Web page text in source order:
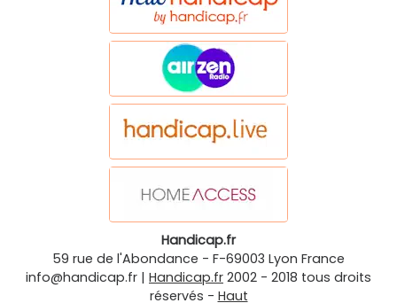
Handicap.fr
59 rue de l'Abondance - F-69003 Lyon France
info@handicap.fr | Handicap.fr 2002 - 2018 tous droits
réservés - Haut